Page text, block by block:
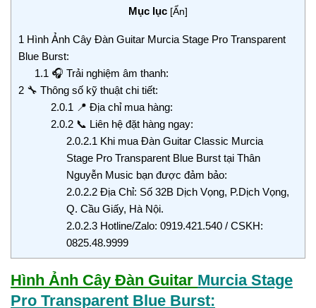
Mục lục [Ẩn]
1 Hình Ảnh Cây Đàn Guitar Murcia Stage Pro Transparent
Blue Burst:
1.1 🎧 Trải nghiệm âm thanh:
2 🔧 Thông số kỹ thuật chi tiết:
2.0.1 📍 Địa chỉ mua hàng:
2.0.2📞 Liên hệ đặt hàng ngay:
2.0.2.1 Khi mua Đàn Guitar Classic Murcia
Stage Pro Transparent Blue Burst tại Thân
Nguyễn Music bạn được đảm bảo:
2.0.2.2 Địa Chỉ: Số 32B Dịch Vọng, P.Dịch Vọng,
Q. Cầu Giấy, Hà Nội.
2.0.2.3 Hotline/Zalo: 0919.421.540 / CSKH:
0825.48.9999
Hình Ảnh Cây Đàn Guitar Murcia Stage
Pro Transparent Blue Burst: